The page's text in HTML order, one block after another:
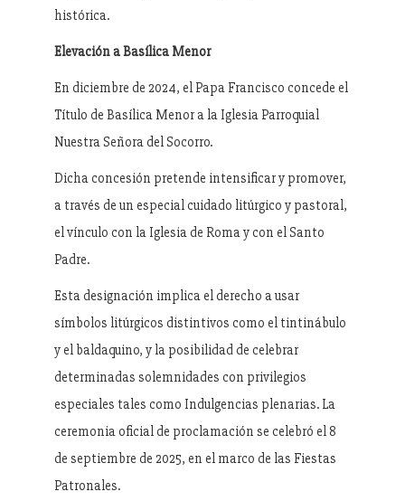
histórica.
Elevación a Basílica Menor
En diciembre de 2024, el Papa Francisco concede el
Título de Basílica Menor a la Iglesia Parroquial
Nuestra Señora del Socorro.
Dicha concesión pretende intensificar y promover,
a través de un especial cuidado litúrgico y pastoral,
el vínculo con la Iglesia de Roma y con el Santo
Padre.
Esta designación implica el derecho a usar
símbolos litúrgicos distintivos como el tintinábulo
y el baldaquino, y la posibilidad de celebrar
determinadas solemnidades con privilegios
especiales tales como Indulgencias plenarias. La
ceremonia oficial de proclamación se celebró el 8
de septiembre de 2025, en el marco de las Fiestas
Patronales.